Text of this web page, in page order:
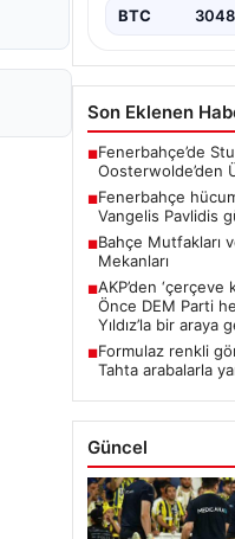
BTC
Son Eklenen
■Fenerbahçe’de
Oosterwolde’den
■Fenerbahçe
Vangelis Pavlidis
■Bahçe Mutfakları
Mekanları
■AKP’den
Önce DEM Parti
Yıldız’la bir araya
■Formulaz renkli
Tahta arabalarla
Güncel